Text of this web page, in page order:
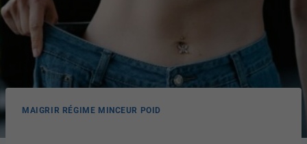
MAIGRIR RÉGIME MINCEUR POID